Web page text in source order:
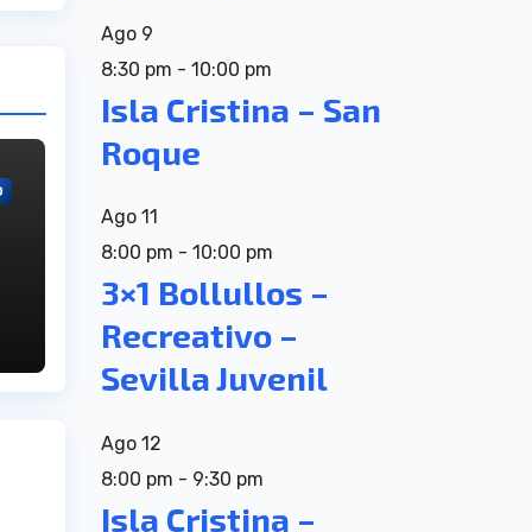
Ago 9
8:30 pm - 10:00 pm
Isla Cristina – San
Roque
Ago 11
8:00 pm - 10:00 pm
3×1 Bollullos –
Recreativo –
Sevilla Juvenil
Ago 12
8:00 pm - 9:30 pm
Isla Cristina –